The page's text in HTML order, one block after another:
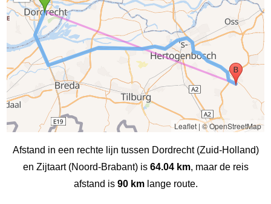
Leaflet|© OpenStreetMap
Afstand in een rechte lijn tussen Dordrecht (Zuid-Holland)
en Zijtaart (Noord-Brabant) is 64.04 km, maar de reis
afstand is 90 kmlange route.